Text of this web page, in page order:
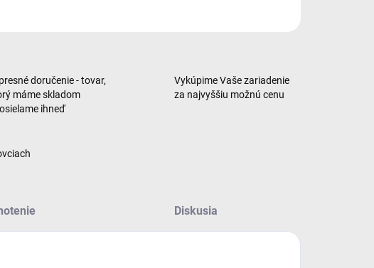
doručenie - tovar,
máme skladom
ihneď
Vykúpime Vaše zariadenie
za najvyššiu možnú cenu
Diskusia